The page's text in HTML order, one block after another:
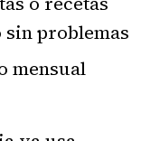
sin problemas
mensual